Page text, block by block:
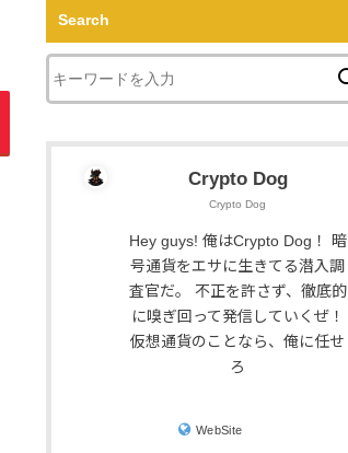
Search
Crypto Dog
Crypto Dog
Hey guys! 俺はCrypto Dog！ 暗
号通貨をエサに生きてる潜入調
査官だ。 不正を許さず、徹底的
に嗅ぎ回って発信していくぜ！
仮想通貨のことなら、俺に任せ
ろ
WebSite